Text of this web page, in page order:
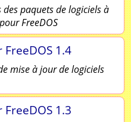
des paquets de logiciels à
FreeDOS
1.4
mise à jour de logiciels
1.3